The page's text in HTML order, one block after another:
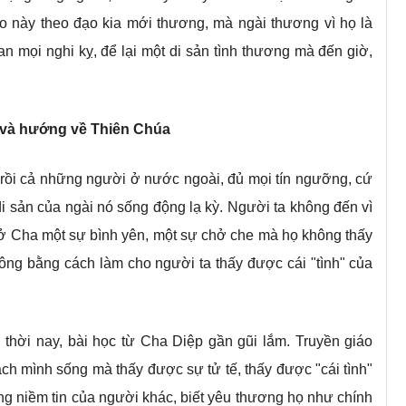
này theo đạo kia mới thương, mà ngài thương vì họ là
mọi nghi kỵ, để lại một di sản tình thương mà đến giờ,
hướng về Thiên Chúa
cả những người ở nước ngoài, đủ mọi tín ngưỡng, cứ
của ngài nó sống động lạ kỳ. Người ta không đến vì
một sự bình yên, một sự chở che mà họ không thấy
bằng cách làm cho người ta thấy được cái "tình" của
nay, bài học từ Cha Diệp gần gũi lắm. Truyền giáo
mình sống mà thấy được sự tử tế, thấy được "cái tình"
niềm tin của người khác, biết yêu thương họ như chính